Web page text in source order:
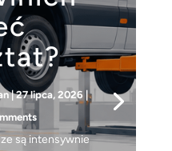
|27 lipca, 2026|
są intensywnie